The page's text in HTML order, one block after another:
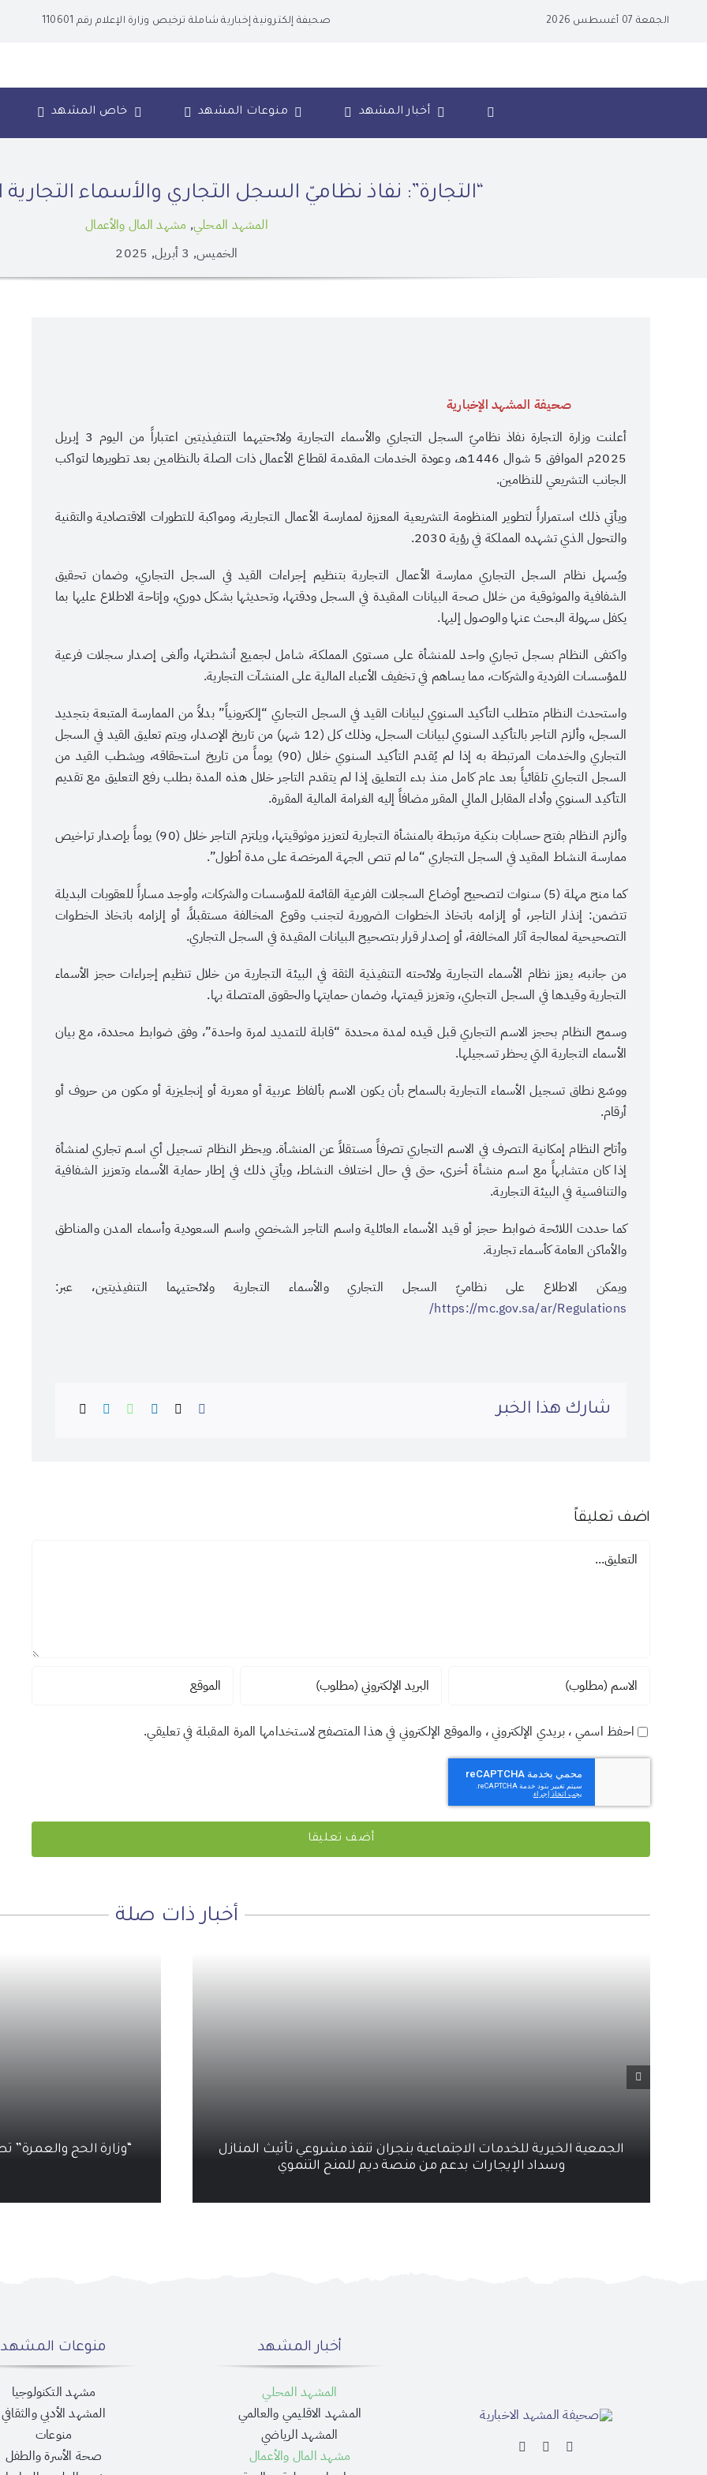
الجمعة 07 أغسطس 2026 صحيفة إلكترونية إخبارية شاملة ترخيص وزارة الإعلام رقم 110601
أخبار المشهد منوعات المشهد خاص المشهد
“التجارة”: نفاذ نظاميّ السجل التجاري والأسماء التجارية
المشهد المحلي, مشهد المال والأعمال
الخميس, 3 أبريل, 2025
صحيفة المشهد الإخبارية
أعلنت وزارة التجارة نفاذ نظاميّ السجل التجاري والأسماء التجارية ولائحتيهما التنفيذيتين اعتباراً من اليوم 3 إبريل
2025م الموافق 5 شوال 1446هـ، وعودة الخدمات المقدمة لقطاع الأعمال ذات الصلة بالنظامين بعد تطويرها لتواكب
الجانب التشريعي للنظامين.
ويأتي ذلك استمراراً لتطوير المنظومة التشريعية المعززة لممارسة الأعمال التجارية، ومواكبة للتطورات الاقتصادية والتقنية
والتحول الذي تشهده المملكة في رؤية 2030.
ويُسهل نظام السجل التجاري ممارسة الأعمال التجارية بتنظيم إجراءات القيد في السجل التجاري، وضمان تحقيق
الشفافية والموثوقية من خلال صحة البيانات المقيدة في السجل ودقتها، وتحديثها بشكل دوري، وإتاحة الاطلاع عليها بما
يكفل سهولة البحث عنها والوصول إليها.
واكتفى النظام بسجل تجاري واحد للمنشأة على مستوى المملكة، شامل لجميع أنشطتها، وألغى إصدار سجلات فرعية
للمؤسسات الفردية والشركات، مما يساهم في تخفيف الأعباء المالية على المنشآت التجارية.
واستحدث النظام متطلب التأكيد السنوي لبيانات القيد في السجل التجاري “إلكترونياً” بدلاً من الممارسة المتبعة بتجديد
السجل، وألزم التاجر بالتأكيد السنوي لبيانات السجل، وذلك كل (12 شهر) من تاريخ الإصدار، ويتم تعليق القيد في السجل
التجاري والخدمات المرتبطة به إذا لم يُقدم التأكيد السنوي خلال (90) يوماً من تاريخ استحقاقه، ويشطب القيد من
السجل التجاري تلقائياً بعد عام كامل منذ بدء التعليق إذا لم يتقدم التاجر خلال هذه المدة بطلب رفع التعليق مع تقديم
التأكيد السنوي وأداء المقابل المالي المقرر مضافاً إليه الغرامة المالية المقررة.
وألزم النظام بفتح حسابات بنكية مرتبطة بالمنشأة التجارية لتعزيز موثوقيتها، ويلتزم التاجر خلال (90) يوماً بإصدار تراخيص
ممارسة النشاط المقيد في السجل التجاري “ما لم تنص الجهة المرخصة على مدة أطول”.
كما منح مهلة (5) سنوات لتصحيح أوضاع السجلات الفرعية القائمة للمؤسسات والشركات، وأوجد مساراً للعقوبات البديلة
تتضمن: إنذار التاجر، أو إلزامه باتخاذ الخطوات الضرورية لتجنب وقوع المخالفة مستقبلاً، أو إلزامه باتخاذ الخطوات
التصحيحية لمعالجة آثار المخالفة، أو إصدار قرار بتصحيح البيانات المقيدة في السجل التجاري.
من جانبه، يعزز نظام الأسماء التجارية ولائحته التنفيذية الثقة في البيئة التجارية من خلال تنظيم إجراءات حجز الأسماء
التجارية وقيدها في السجل التجاري، وتعزيز قيمتها، وضمان حمايتها والحقوق المتصلة بها.
وسمح النظام بحجز الاسم التجاري قبل قيده لمدة محددة “قابلة للتمديد لمرة واحدة”، وفق ضوابط محددة، مع بيان
الأسماء التجارية التي يحظر تسجيلها.
ووسّع نطاق تسجيل الأسماء التجارية بالسماح بأن يكون الاسم بألفاظ عربية أو معربة أو إنجليزية أو مكون من حروف أو
أرقام.
وأتاح النظام إمكانية التصرف في الاسم التجاري تصرفاً مستقلاً عن المنشأة. ويحظر النظام تسجيل أي اسم تجاري لمنشأة
إذا كان متشابهاً مع اسم منشأة أخرى، حتى في حال اختلاف النشاط، ويأتي ذلك في إطار حماية الأسماء وتعزيز الشفافية
والتنافسية في البيئة التجارية.
كما حددت اللائحة ضوابط حجز أو قيد الأسماء العائلية واسم التاجر الشخصي واسم السعودية وأسماء المدن والمناطق
والأماكن العامة كأسماء تجارية.
ويمكن الاطلاع على نظاميّ السجل التجاري والأسماء التجارية ولائحتيهما التنفيذيتين، عبر:
https://mc.gov.sa/ar/Regulations/​
شارك هذا الخبر
عنوان الصورة
عدسة: هادي آل دويس
اضف تعليقاً
احفظ اسمي ، بريدي الإلكتروني ، والموقع الإلكتروني في هذا المتصفح لاستخدامها المرة المقبلة في تعليقي.
أخبار ذات صلة
الجمعية الخيرية للخدمات الاجتماعية بنجران تنفذ مشروعي تأثيث المنازل
وسداد الإيجارات بدعم من منصة ديم للمنح التنموي
“وزارة الحج والعمرة”
أخبار المشهد
المشهد المحلي
المشهد الاقليمي والعالمي
المشهد الرياضي
مشهد المال والأعمال
منوعات المشهد
مشهد التكنولوجيا
المشهد الأدبي والثقافي
منوعات
صحة الأسرة والطفل